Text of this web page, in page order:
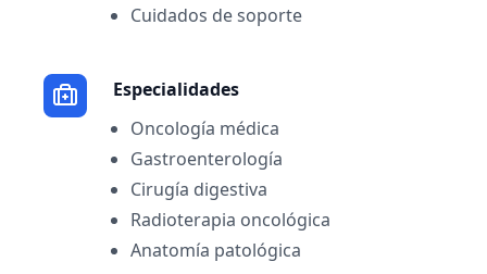
Cuidados de soporte
Especialidades
Oncología médica
Gastroenterología
Cirugía digestiva
Radioterapia oncológica
Anatomía patológica